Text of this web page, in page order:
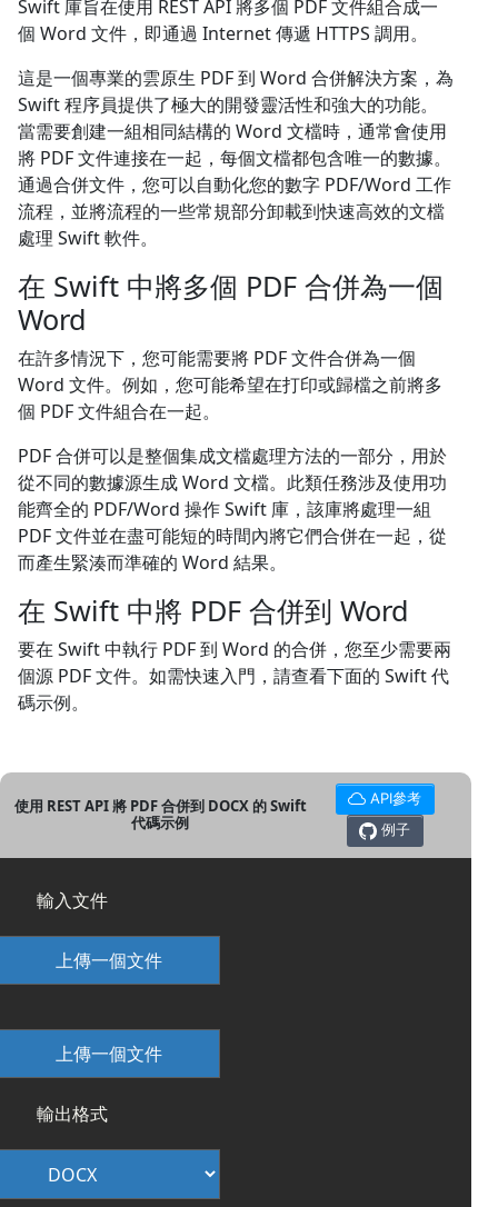
Swift 庫旨在使用 REST API 將多個 PDF 文件組合成一
個 Word 文件，即通過 Internet 傳遞 HTTPS 調用。
這是一個專業的雲原生 PDF 到 Word 合併解決方案，為
Swift 程序員提供了極大的開發靈活性和強大的功能。
當需要創建一組相同結構的 Word 文檔時，通常會使用
將 PDF 文件連接在一起，每個文檔都包含唯一的數據。
通過合併文件，您可以自動化您的數字 PDF/Word 工作
流程，並將流程的一些常規部分卸載到快速高效的文檔
處理 Swift 軟件。
在 Swift 中將多個 PDF 合併為一個
Word
在許多情況下，您可能需要將 PDF 文件合併為一個
Word 文件。例如，您可能希望在打印或歸檔之前將多
個 PDF 文件組合在一起。
PDF 合併可以是整個集成文檔處理方法的一部分，用於
從不同的數據源生成 Word 文檔。此類任務涉及使用功
能齊全的 PDF/Word 操作 Swift 庫，該庫將處理一組
PDF 文件並在盡可能短的時間內將它們合併在一起，從
而產生緊湊而準確的 Word 結果。
在 Swift 中將 PDF 合併到 Word
要在 Swift 中執行 PDF 到 Word 的合併，您至少需要兩
個源 PDF 文件。如需快速入門，請查看下面的 Swift 代
碼示例。
使用 REST API 將 PDF 合併到 DOCX 的 Swift
代碼示例
API參考
例子
輸入文件
上傳一個文件
上傳一個文件
輸出格式